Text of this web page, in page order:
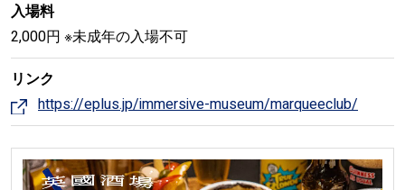
入場料
2,000円 ※未成年の入場不可
リンク
https://eplus.jp/immersive-museum/marqueeclub/